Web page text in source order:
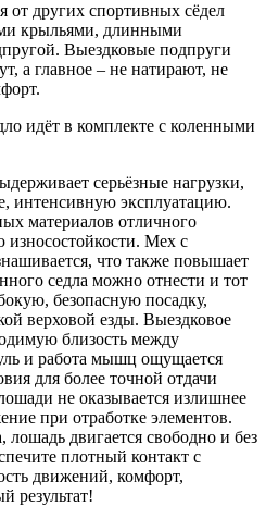
от других спортивных сёдел
крыльями, длинными
Выездковые подпруги
а главное – не натирают, не
идёт в комплекте с коленными
серьёзные нагрузки,
интенсивную эксплуатацию.
материалов отличного
износостойкости. Мех с
что также повышает
седла можно отнести и тот
безопасную посадку,
верховой езды. Выездковое
близость между
и работа мышц ощущается
для более точной отдачи
не оказывается излишнее
при отработке элементов.
двигается свободно и без
плотный контакт с
движений, комфорт,
результат!